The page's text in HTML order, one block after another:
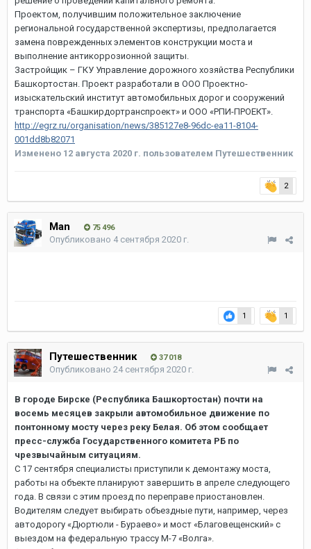
Проектом, получившим положительное заключение
региональной государственной экспертизы, предполагается
замена поврежденных элементов конструкции моста и
выполнение антикоррозионной защиты.
Застройщик – ГКУ Управление дорожного хозяйства Республики
Башкортостан. Проект разработали в ООО Проектно-
изыскательский институт автомобильных дорог и сооружений
транспорта «Башкирдортранспроект» и ООО «РПИ-ПРОЕКТ».
http://egrz.ru/organisation/news/385127e8-96dc-ea11-8104-
001dd8b82071
Изменено 12 августа 2020 г. пользователем Путешественник
2
Man 75 496
Опубликовано 4 сентября 2020 г.
1 1
Путешественник 37 018
Опубликовано 24 сентября 2020 г.
В городе Бирске (Республика Башкортостан) почти на
восемь месяцев закрыли автомобильное движение по
понтонному мосту через реку Белая. Об этом сообщает
пресс-служба Государственного комитета РБ по
чрезвычайным ситуациям.
С 17 сентября специалисты приступили к демонтажу моста,
работы на объекте планируют завершить в апреле следующего
года. В связи с этим проезд по переправе приостановлен.
Водителям следует выбирать объездные пути, например, через
автодорогу «Дюртюли - Бураево» и мост «Благовещенский» с
выездом на федеральную трассу М-7 «Волга».